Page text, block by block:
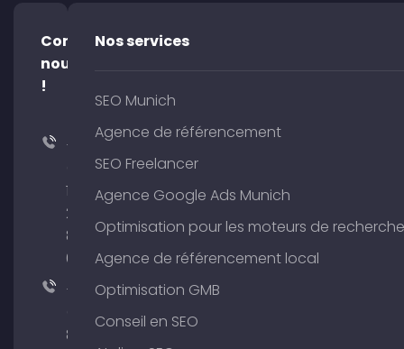
Contacte-
nous
!
+49
176
204
801
64
+49
89
Nos services
SEO Munich
Agence de référencement
SEO Freelancer
Agence Google Ads Munich
Optimisation pour les moteurs de recherche
Agence de référencement local
Optimisation GMB
Conseil en SEO